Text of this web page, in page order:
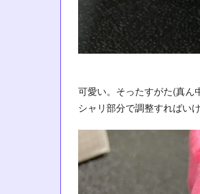
可愛い。そったすがた(真ん
シャリ部分で調整すればいけ